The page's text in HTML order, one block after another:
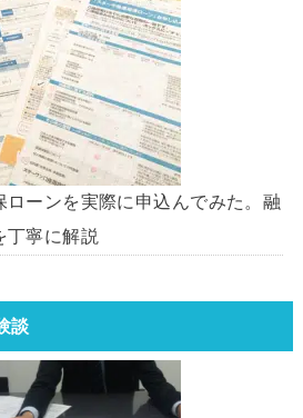
ローンを実際に申込んでみた。融
丁寧に解説
談